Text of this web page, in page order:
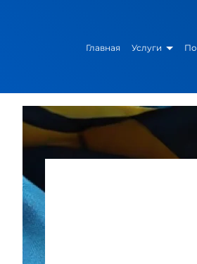
Главная Услуги